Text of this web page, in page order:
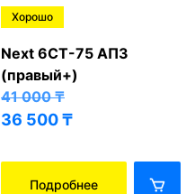
Хорошо
Next 6СТ-75 АПЗ
(правый+)
41 000₸
36 500₸
Подробнее